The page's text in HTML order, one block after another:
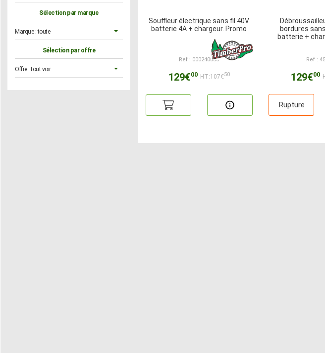
Sélection par marque
Marque :toute
Sélection par offre
Offre :tout voir
Souffleur électrique sans fil 40V.
batterie 4A + chargeur. Promo
Ref : 000240080
129€00 HT:107€50
bordures
batterie +
Ref :
129€00
Rupture